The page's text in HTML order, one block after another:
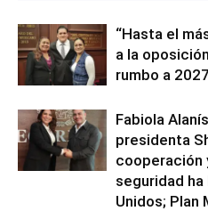
“Hasta el
a la
rumbo a 2027
Fabiola
presidenta
cooperación
seguridad
Unidos; Plan